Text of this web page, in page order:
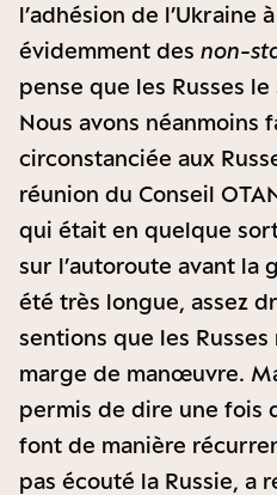
l’adhésion de l’Ukraine
évidemment des non-
pense que les Russes
Nous avons néanmoins
circonstanciée aux
réunion du Conseil
qui était en quelque
sur l’autoroute avant la
été très longue, assez
sentions que les Russes
marge de manœuvre.
permis de dire une fois
font de manière
pas écouté la Russie, a